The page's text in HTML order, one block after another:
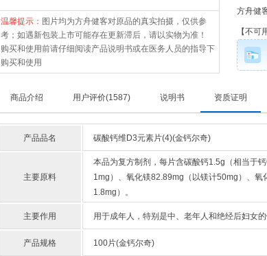
温馨提示： 图片均为方舟健客对原品的真实拍摄，仅供参
考；如遇新包装上市可能存在更新滞后，请以实物为准！
购买和使用前请仔细阅读产品说明书或在医务人员的指导下
购买和使用
方舟健
【不可
商品介绍 用户评价(1587) 说明书 资质证明
产品品名 碳酸钙维D3元素片(4)(金钙尔奇)
主要原料
本品为复方制剂，每片含碳酸钙1.5g（相当于
1mg）、氧化镁82.89mg（以镁计50mg）、
1.8mg）。
主要作用 用于成年人，特别是中、老年人和绝经后妇女
产品规格 100片(金钙尔奇)